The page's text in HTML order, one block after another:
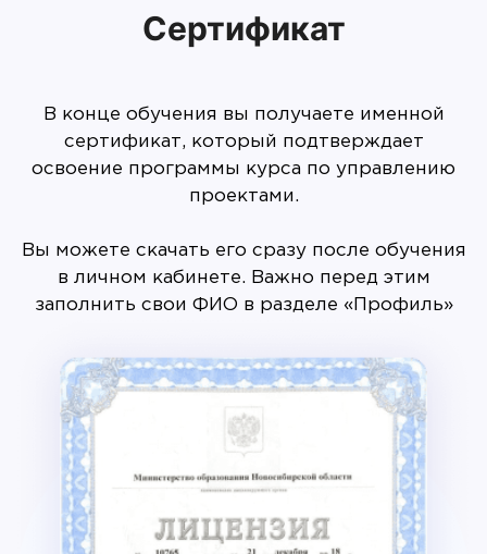
Сертификат
В конце обучения вы получаете именной
сертификат, который подтверждает
освоение программы курса по управлению
проектами.
Вы можете скачать его сразу после обучения
в личном кабинете. Важно перед этим
заполнить свои ФИО в разделе «Профиль»